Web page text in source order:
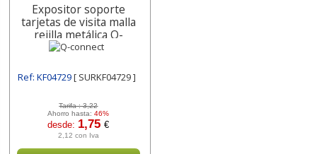
Expositor soporte
tarjetas de visita malla
rejilla metálica Q-
connect
Ref: KF04729[ SURKF04729 ]
Tarifa :3,22
Ahorro hasta:46%
desde: 1,75€
2,12 con Iva